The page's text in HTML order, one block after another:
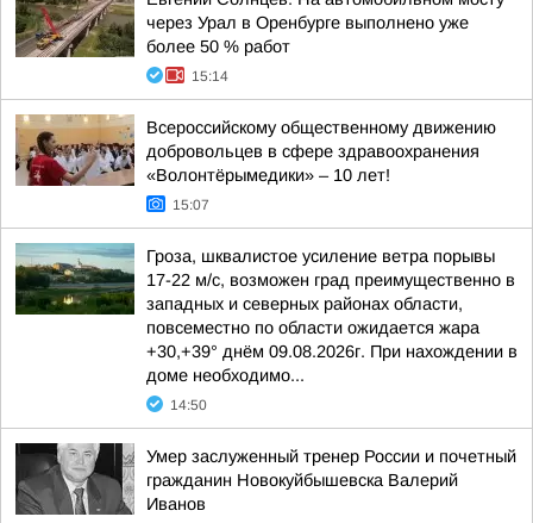
через Урал в Оренбурге выполнено уже
более 50 % работ
15:14
Всероссийскому общественному движению
добровольцев в сфере здравоохранения
«Волонтёрымедики» – 10 лет!
15:07
Гроза, шквалистое усиление ветра порывы
17-22 м/с, возможен град преимущественно в
западных и северных районах области,
повсеместно по области ожидается жара
+30,+39° днём 09.08.2026г. При нахождении в
доме необходимо...
14:50
Умер заслуженный тренер России и почетный
гражданин Новокуйбышевска Валерий
Иванов